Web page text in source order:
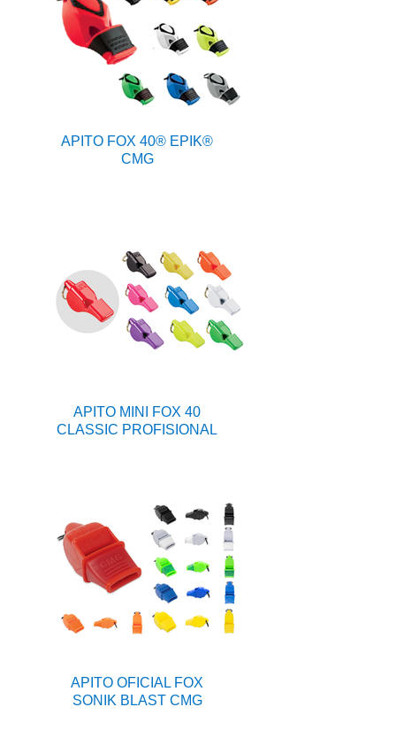
APITO FOX 40® EPIK®
CMG
APITO MINI FOX 40
CLASSIC PROFISIONAL
APITO OFICIAL FOX
SONIK BLAST CMG